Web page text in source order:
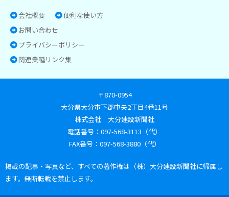
会社概要
便利な使い方
お問い合わせ
プライバシーポリシー
関連業種リンク集
〒870-0954
大分県大分市下郡中央2丁目4番11号
株式会社 大分建設新聞社
電話番号：097-568-3113（代）
FAX番号：097-568-3880（代）
掲載の記事・写真など、すべての著作権は（株）大分建設新聞社に帰属し
ます。無断転載を禁止します。